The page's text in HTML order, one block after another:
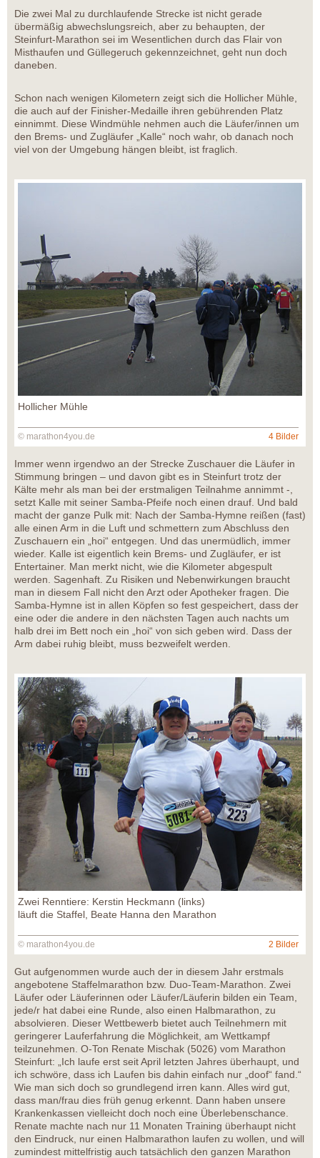
Die zwei Mal zu durchlaufende Strecke ist nicht gerade
übermäßig abwechslungsreich, aber zu behaupten, der
Steinfurt-Marathon sei im Wesentlichen durch das Flair von
Misthaufen und Güllegeruch gekennzeichnet, geht nun doch
daneben.
Schon nach wenigen Kilometern zeigt sich die Hollicher Mühle,
die auch auf der Finisher-Medaille ihren gebührenden Platz
einnimmt. Diese Windmühle nehmen auch die Läufer/innen um
den Brems- und Zugläufer „Kalle“ noch wahr, ob danach noch
viel von der Umgebung hängen bleibt, ist fraglich.
Hollicher Mühle
© marathon4you.de 4 Bilder
Immer wenn irgendwo an der Strecke Zuschauer die Läufer in
Stimmung bringen – und davon gibt es in Steinfurt trotz der
Kälte mehr als man bei der erstmaligen Teilnahme annimmt -,
setzt Kalle mit seiner Samba-Pfeife noch einen drauf. Und bald
macht der ganze Pulk mit: Nach der Samba-Hymne reißen (fast)
alle einen Arm in die Luft und schmettern zum Abschluss den
Zuschauern ein „hoi“ entgegen. Und das unermüdlich, immer
wieder. Kalle ist eigentlich kein Brems- und Zugläufer, er ist
Entertainer. Man merkt nicht, wie die Kilometer abgespult
werden. Sagenhaft. Zu Risiken und Nebenwirkungen braucht
man in diesem Fall nicht den Arzt oder Apotheker fragen. Die
Samba-Hymne ist in allen Köpfen so fest gespeichert, dass der
eine oder die andere in den nächsten Tagen auch nachts um
halb drei im Bett noch ein „hoi“ von sich geben wird. Dass der
Arm dabei ruhig bleibt, muss bezweifelt werden.
Zwei Renntiere: Kerstin Heckmann (links)
läuft die Staffel, Beate Hanna den Marathon
© marathon4you.de 2 Bilder
Gut aufgenommen wurde auch der in diesem Jahr erstmals
angebotene Staffelmarathon bzw. Duo-Team-Marathon. Zwei
Läufer oder Läuferinnen oder Läufer/Läuferin bilden ein Team,
jede/r hat dabei eine Runde, also einen Halbmarathon, zu
absolvieren. Dieser Wettbewerb bietet auch Teilnehmern mit
geringerer Lauferfahrung die Möglichkeit, am Wettkampf
teilzunehmen. O-Ton Renate Mischak (5026) vom Marathon
Steinfurt: „Ich laufe erst seit April letzten Jahres überhaupt, und
ich schwöre, dass ich Laufen bis dahin einfach nur „doof“ fand.“
Wie man sich doch so grundlegend irren kann. Alles wird gut,
dass man/frau dies früh genug erkennt. Dann haben unsere
Krankenkassen vielleicht doch noch eine Überlebenschance.
Renate machte nach nur 11 Monaten Training überhaupt nicht
den Eindruck, nur einen Halbmarathon laufen zu wollen, und will
zumindest mittelfristig auch tatsächlich den ganzen Marathon